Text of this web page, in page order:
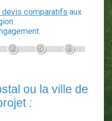
3 devis comparatifs